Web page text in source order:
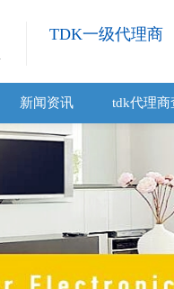
TDK一级代理商
新闻资讯 tdk代理商